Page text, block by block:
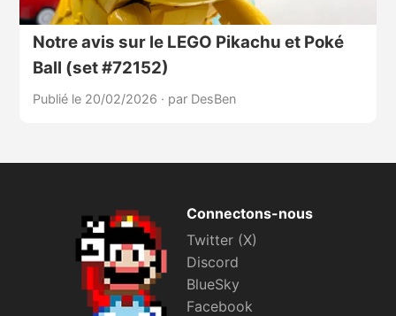
Notre avis sur le LEGO Pikachu et Poké
Ball (set #72152)
Publié le 20/02/2026 · par DesBen
Connectons-nous
Twitter (X)
Discord
BlueSky
Facebook